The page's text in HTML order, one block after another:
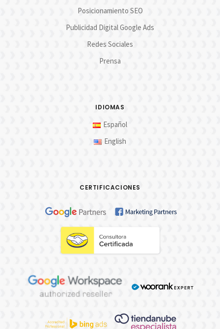
Posicionamiento SEO
Publicidad Digital Google Ads
Redes Sociales
Prensa
IDIOMAS
Español
English
CERTIFICACIONES